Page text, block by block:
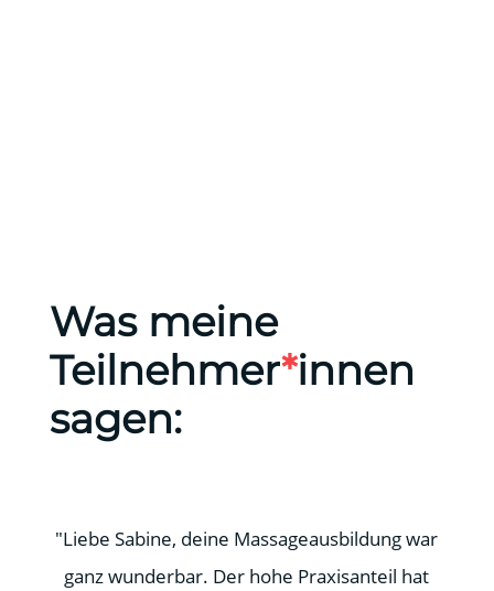
Was meine
Teilnehmer*innen
sagen:
"Liebe Sabine, deine Massageausbildung war
ganz wunderbar. Der hohe Praxisanteil hat